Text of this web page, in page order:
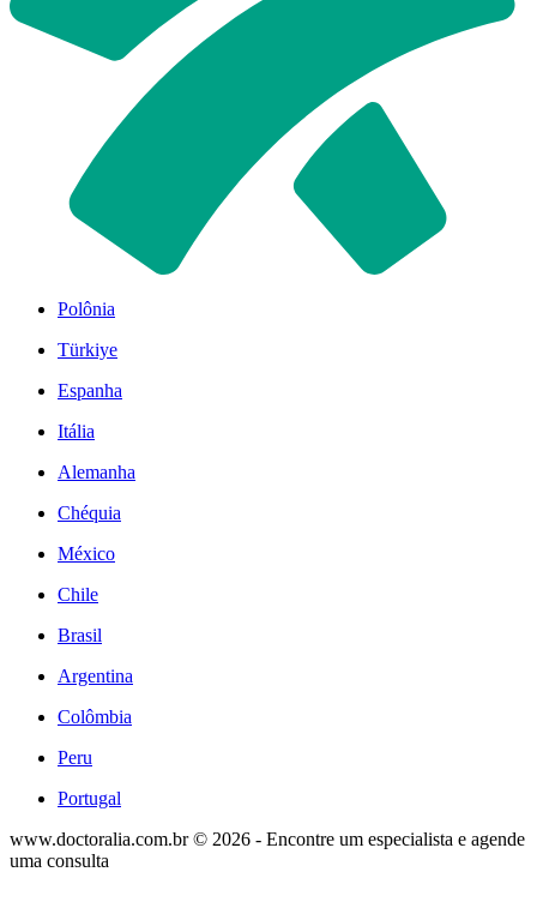
Polônia
Türkiye
Espanha
Itália
Alemanha
Chéquia
México
Chile
Brasil
Argentina
Colômbia
Peru
Portugal
www.doctoralia.com.br © 2026 - Encontre um especialista e agende
uma consulta